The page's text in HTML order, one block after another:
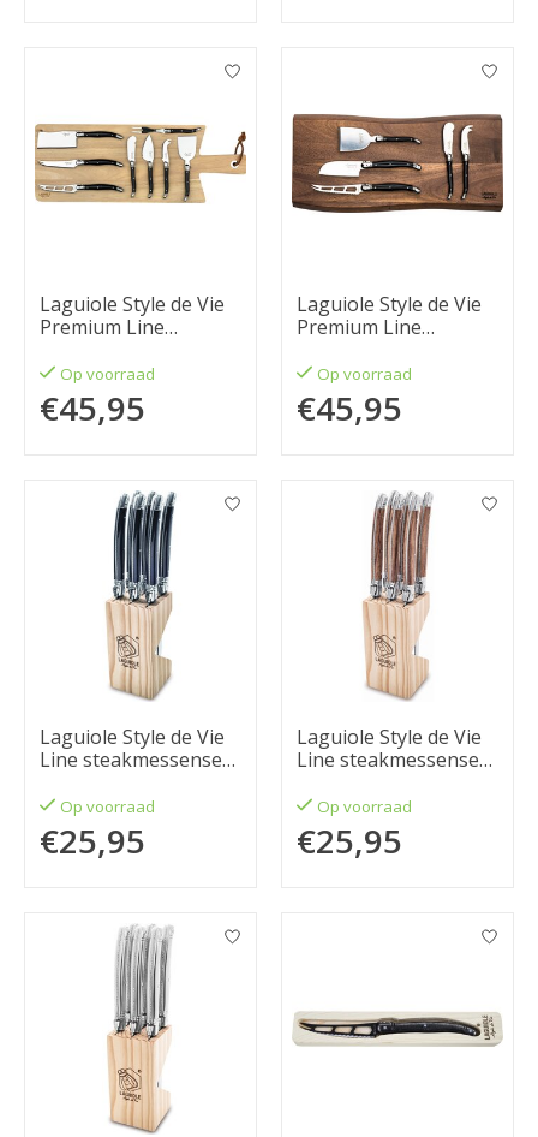
Laguiole Style de Vie
Premium Line
delig zwart
Op voorraad
€45,95
Laguiole Style de Vie
Premium Line
deligOp voorraad
€45,95
Laguiole Style de Vie
Line steakmessenset
Op voorraad
€25,95
Laguiole Style de Vie
Line steakmessenset
Op voorraad
€25,95